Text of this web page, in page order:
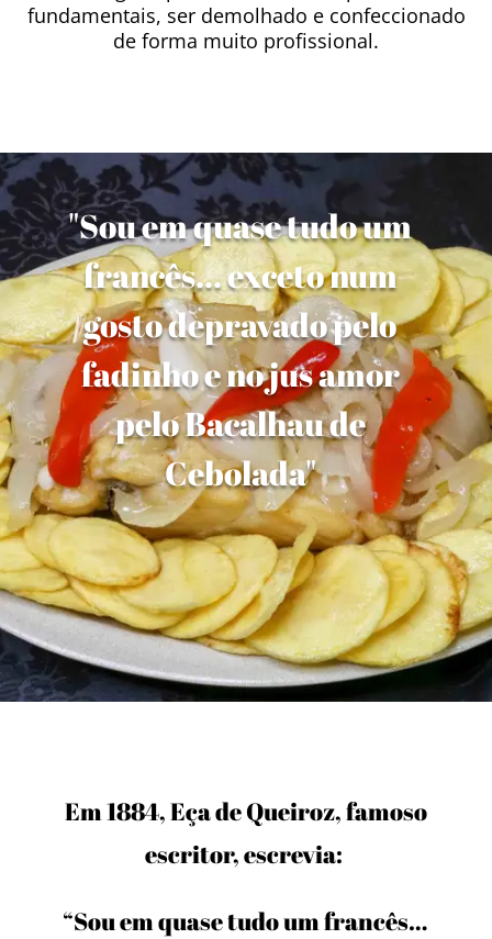
fundamentais, ser demolhado e confeccionado
de forma muito profissional.
"Sou em quase tudo um
francês... exceto num
gosto depravado pelo
fadinho e no jus amor
pelo Bacalhau de
Cebolada"
Em 1884, Eça de Queiroz, famoso
escritor, escrevia:
“Sou em quase tudo um francês…